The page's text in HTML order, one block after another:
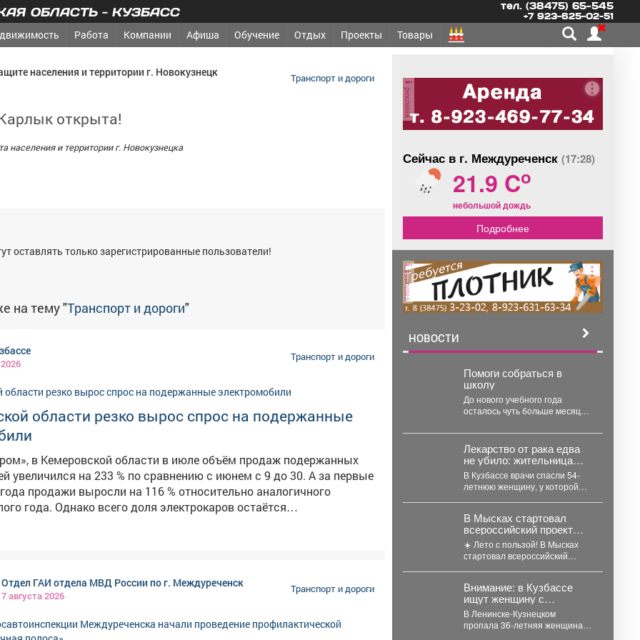
ОБЛАСТЬ - КУЗБАСС тел. (38475) 65-545
+7 923-625-02-51
Работа Компании Афиша Обучение Отдых Проекты Товары
населения и территории г. Новокузнецк Транспорт и дороги
открыта!
населения и территории г. Новокузнецка
оставлять только зарегистрированные пользователи!
на тему "Транспорт и дороги"
Транспорт и дороги
области резко вырос спрос на подержанные
в Кемеровской области в июле объём продаж подержанных
увеличился на 233 % по сравнению с июнем с 9 до 30. А за первые
продажи выросли на 116 % относительно аналогичного
года. Однако всего доля электрокаров остаётся
авто. Аналитики связывают повышение спроса с
Лидером продаж в июле остаётся Nissan Leaf - спрос на
i‑Joy и Mitsubishi i‑MiEV. Среди самых дорогих сделок
Nissan Leaf 2019 года выпуска за 2,6 млн рублей. Второе место
Bolt 2018 года - его приобрели за 2,2 млн рублей. Третью строчку
2023 года выпуска стоимостью 1,7 млн рублей. В Сибири
вошла в тройку лидеров по динамике роста продаж в июле.
Отдел ГАИ отдела МВД России по г. Междуреченск
7 августа 2026
Транспорт и дороги
реклама
Сейчас в г. Междуреченск (17:28)
21.9 Co
небольшой дождь
Подробнее
реклама
НОВОСТИ
Помоги собраться в
школу
До нового учебного года
осталось чуть больше месяца.
начинают готовить детей к...
Лекарство от рака едва
не убило: жительница
Кузбасса страшно
пожелтела
В Кузбассе врачи спасли 54-
летнюю женщину, у которой
гепатит. В...
В Мысках стартовал
всероссийский проект
«Первые во дворе»!
☀️ Лето с пользой! В Мысках
стартовал всероссийский
Внимание: в Кузбассе
ищут женщину с
годовалым малышом
В Ленинске-Кузнецком
пропала 36-летняя женщина с